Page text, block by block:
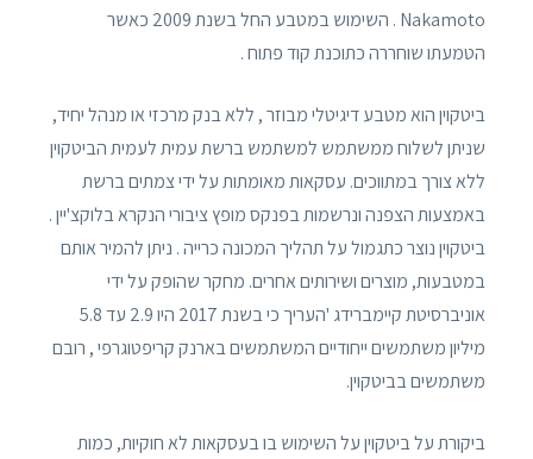
Nakamoto . השימוש במטבע החל בשנת 2009 כאשר
הטמעתו שוחררה כתוכנת קוד פתוח .
ביטקוין הוא מטבע דיגיטלי מבוזר , ללא בנק מרכזי או מנהל יחיד,
שניתן לשלוח ממשתמש למשתמש ברשת עמית לעמית הביטקוין
ללא צורך במתווכים. עסקאות מאומתות על ידי צמתים ברשת
באמצעות הצפנה ונרשמות בפנקס מופץ ציבורי הנקרא בלוקצ'יין .
ביטקוין נוצר כתגמול על תהליך המכונה כרייה . ניתן להמיר אותם
במטבעות, מוצרים ושירותים אחרים. מחקר שהופק על ידי
אוניברסיטת קיימברידג 'העריך כי בשנת 2017 היו 2.9 עד 5.8
מיליון משתמשים ייחודיים המשתמשים בארנק קריפטוגרפי , רובם
משתמשים בביטקוין.
ביקורת על ביטקוין על השימוש בו בעסקאות לא חוקיות, כמות